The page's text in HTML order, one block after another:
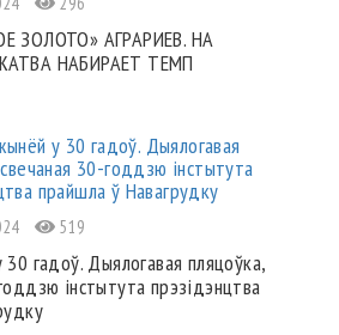
ЗОЛОТО» АГРАРИЕВ. НА
НАБИРАЕТ ТЕМП
519
гадоў. Дыялогавая пляцоўка,
інстытута прэзідэнцтва